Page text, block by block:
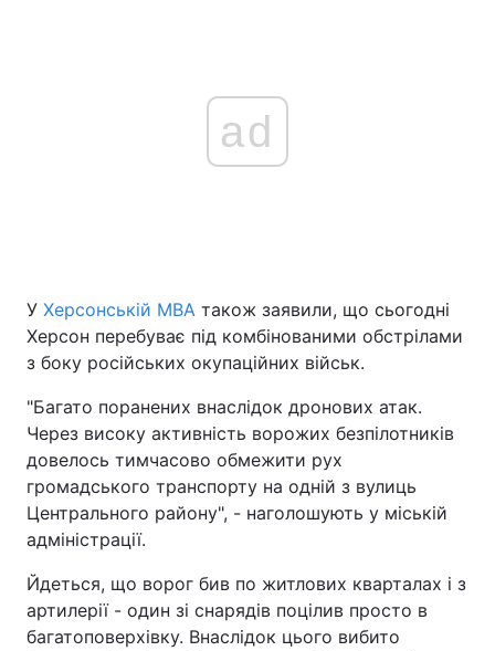
ad
У Херсонській МВА також заявили, що сьогодні
Херсон перебуває під комбінованими обстрілами
з боку російських окупаційних військ.
"Багато поранених внаслідок дронових атак.
Через високу активність ворожих безпілотників
довелось тимчасово обмежити рух
громадського транспорту на одній з вулиць
Центрального району", - наголошують у міській
адміністрації.
Йдеться, що ворог бив по житлових кварталах і з
артилерії - один зі снарядів поцілив просто в
багатоповерхівку. Внаслідок цього вибито